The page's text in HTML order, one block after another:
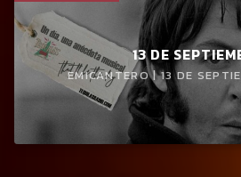
13 DE
EMICANTERO | 13 DE